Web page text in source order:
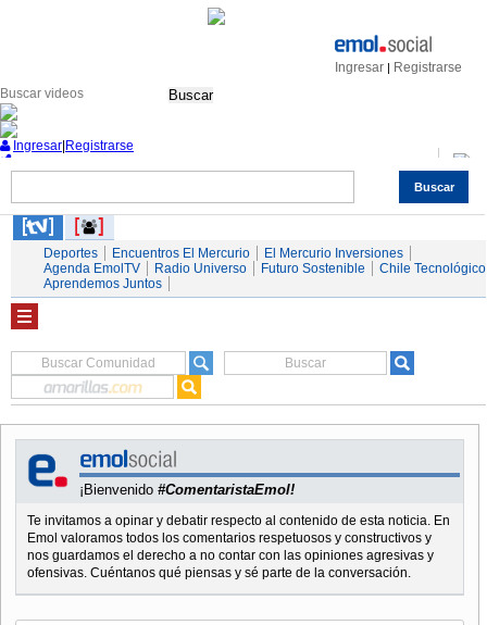
Ingresar | Registrarse
Buscar
Buscar
Ingresar Registrarse
Servicios
Deportes Encuentros El Mercurio
El Mercurio Inversiones
Agenda EmolTV
Radio Universo Futuro Sostenible
Chile Tecnológico
Aprendemos Juntos
¡Bienvenido #ComentaristaEmol!
Te invitamos a opinar y debatir respecto al contenido de esta noticia. En
Emol valoramos todos los comentarios respetuosos y constructivos y
nos guardamos el derecho a no contar con las opiniones agresivas y
ofensivas. Cuéntanos qué piensas y sé parte de la conversación.